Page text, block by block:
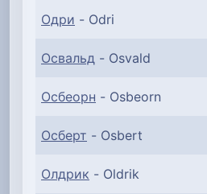
Одри - Odri
Освальд - Osvald
Осбеорн - Osbeorn
Осберт - Osbert
Олдрик - Oldrik